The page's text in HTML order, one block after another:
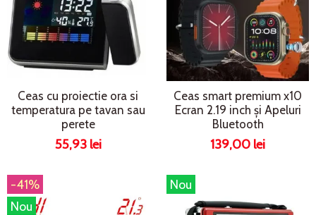
Ceas cu proiectie ora si
temperatura pe tavan sau
perete
55,93 lei
Ceas smart premium x10
Ecran 2.19 inch și Apeluri
Bluetooth
139,00 lei
-41%
Nou
Nou